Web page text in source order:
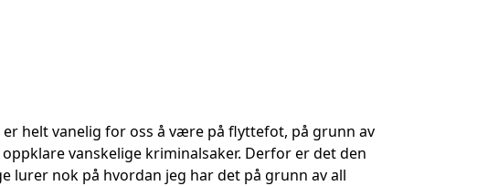
helt vanelig for oss å være på flyttefot, på grunn av
vanskelige kriminalsaker. Derfor er det den
lurer nok på hvordan jeg har det på grunn av all